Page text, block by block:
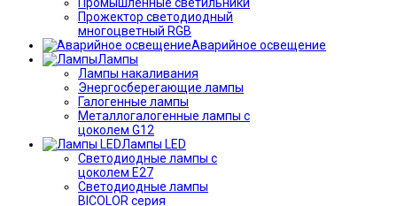
Прожектор светодиодный
многоцветный RGB
Аварийное освещение
Лампы
Лампы накаливания
Энергосберегающие лампы
Галогенные лампы
Металлогалогенные лампы с
цоколем G12
Лампы LED
Светодиодные лампы с
цоколем E27
Светодиодные лампы
BICOLOR серия